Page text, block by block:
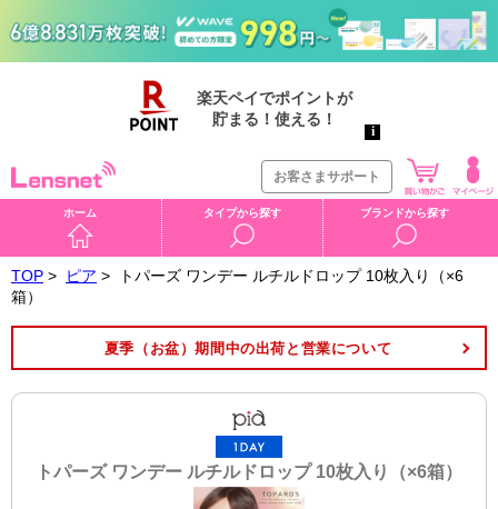
お客さまサポート
ホーム タイプから探す ブランドから探す
TOP > ピア >
トパーズ ワンデー ルチルドロップ 10枚入り（×6
箱）
夏季（お盆）期間中の出荷と営業について
トパーズ ワンデー ルチルドロップ 10枚入り（×6箱）